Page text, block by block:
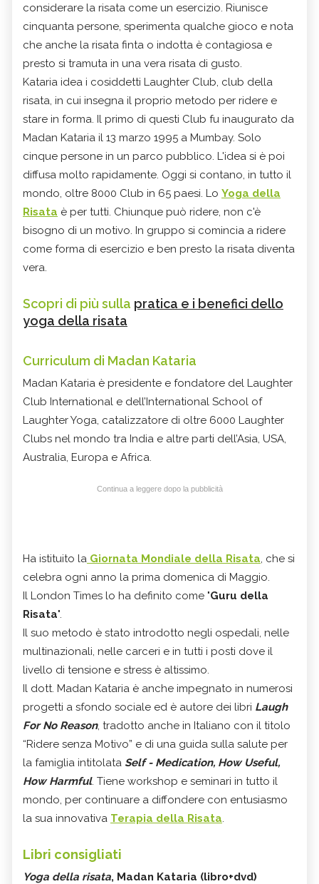
considerare la risata come un esercizio. Riunisce
cinquanta persone, sperimenta qualche gioco e nota
che anche la risata finta o indotta è contagiosa e
presto si tramuta in una vera risata di gusto.
Kataria idea i cosiddetti Laughter Club, club della
risata, in cui insegna il proprio metodo per ridere e
stare in forma. Il primo di questi Club fu inaugurato da
Madan Kataria il 13 marzo 1995 a Mumbay. Solo
cinque persone in un parco pubblico. L'idea si è poi
diffusa molto rapidamente. Oggi si contano, in tutto il
mondo, oltre 8000 Club in 65 paesi. Lo Yoga della
Risata è per tutti. Chiunque può ridere, non c'è
bisogno di un motivo. In gruppo si comincia a ridere
come forma di esercizio e ben presto la risata diventa
vera.
Scopri di più sulla pratica e i benefici dello
yoga della risata
Curriculum di Madan Kataria
Madan Kataria è presidente e fondatore del Laughter
Club International e dell’International School of
Laughter Yoga, catalizzatore di oltre 6000 Laughter
Clubs nel mondo tra India e altre parti dell’Asia, USA,
Australia, Europa e Africa.
Continua a leggere dopo la pubblicità
Ha istituito la Giornata Mondiale della Risata, che si
celebra ogni anno la prima domenica di Maggio.
Il London Times lo ha definito come "Guru della
Risata".
Il suo metodo è stato introdotto negli ospedali, nelle
multinazionali, nelle carceri e in tutti i posti dove il
livello di tensione e stress è altissimo.
Il dott. Madan Kataria è anche impegnato in numerosi
progetti a sfondo sociale ed è autore dei libri Laugh
For No Reason, tradotto anche in Italiano con il titolo
“Ridere senza Motivo” e di una guida sulla salute per
la famiglia intitolata Self - Medication, How Useful,
How Harmful. Tiene workshop e seminari in tutto il
mondo, per continuare a diffondere con entusiasmo
la sua innovativa Terapia della Risata.
Libri consigliati
Yoga della risata, Madan Kataria (libro+dvd)